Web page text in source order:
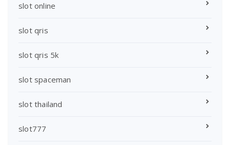
slot online
slot qris
slot qris 5k
slot spaceman
slot thailand
slot777